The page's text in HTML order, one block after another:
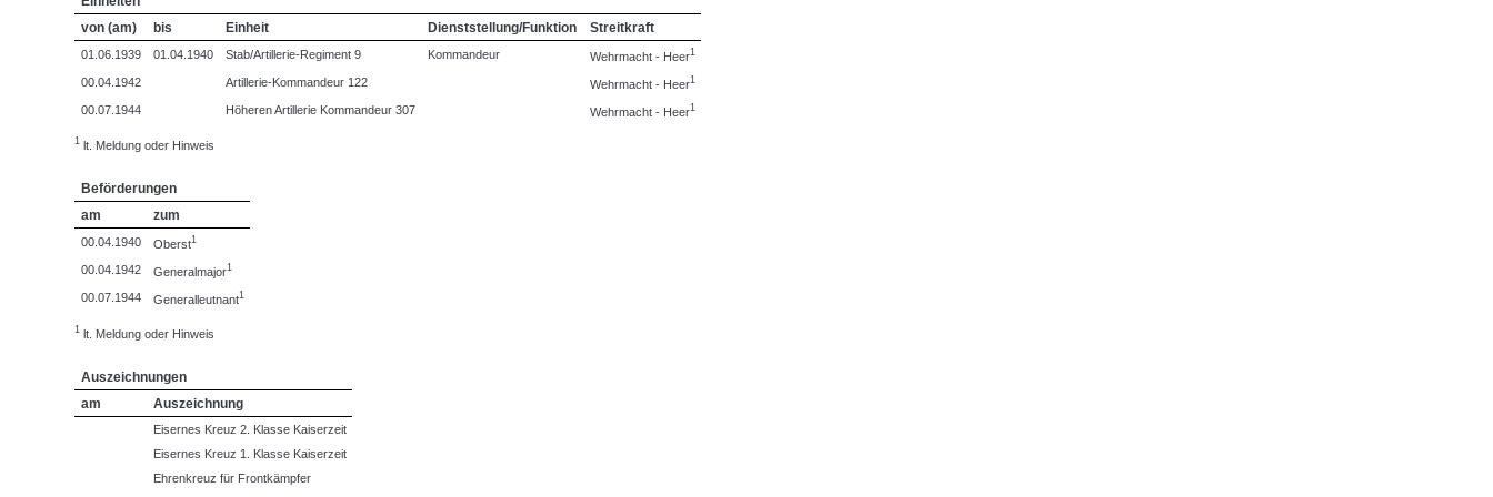
von (am)
bis Einheit Dienststellung/Funktion Streitkraft
01.06.1939 01.04.1940 Stab/Artillerie-Regiment 9 Kommandeur Wehrmacht - Heer1
00.04.1942 Artillerie-Kommandeur 122 Wehrmacht - Heer1
00.07.1944 Höheren Artillerie Kommandeur 307 Wehrmacht - Heer1
1 lt. Meldung oder Hinweis
Beförderungen
am
zum
00.04.1940 Oberst1
00.04.1942 Generalmajor1
00.07.1944 Generalleutnant1
1 lt. Meldung oder Hinweis
Auszeichnungen
am
Auszeichnung
Eisernes Kreuz 2. Klasse Kaiserzeit
Eisernes Kreuz 1. Klasse Kaiserzeit
Ehrenkreuz für Frontkämpfer